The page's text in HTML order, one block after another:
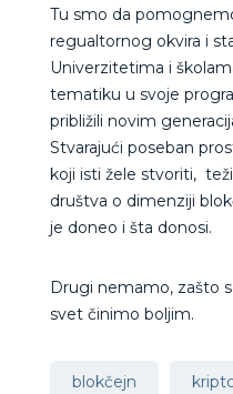
Tu smo da
regualtornog okvira i
Univerzitetima i
tematiku u svoje
približili novim
Stvarajući poseban
koji isti žele stvoriti,
društva o dimenziji
je doneo i šta donosi.
Drugi nemamo, zašto
svet činimo boljim.
blokčejn